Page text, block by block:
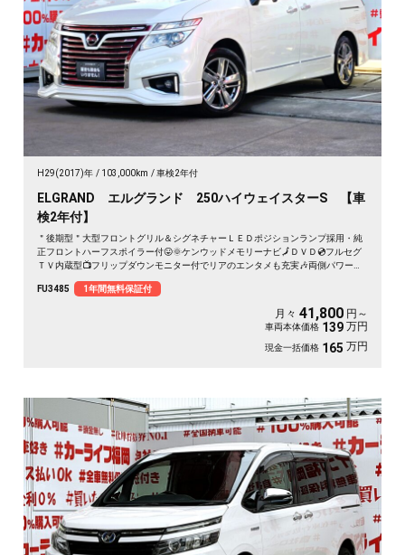
H29(2017)年 103,000km 車検2年付
ELGRAND エルグランド 250ハイウェイスターS 【車
検2年付】
＂後期型＂大型フロントグリル＆シグネチャーＬＥＤポジションランプ採用・純
正フロントハーフスポイラー付😛🌞ケンウッドメモリーナビ🗾ＤＶＤ💿フルセグ
ＴＶ内蔵型📺フリップダウンモニター付でリアのエンタメも充実🎶両側パワース
ャプテンシートタイプ・オットマン付💎ハーフレザーシート💺で更に高級感を演
出💺車庫入れもバックカメラで簡単駐車🔧🌈ドライブレコーダー付きで安心録画
FU3485 1年間無料保証付
月々 41,800 円～
車両本体価格 139 万円
現金一括価格 165 万円